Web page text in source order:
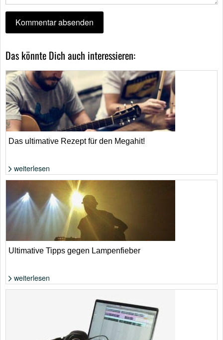
Das könnte Dich auch interessieren:
Foto: Shutterstock von Rawpixel.com
Das ultimative Rezept für den Megahit!
weiterlesen
Foto: Shutterstock von Yoh_ann
Ultimative Tipps gegen Lampenfieber
weiterlesen